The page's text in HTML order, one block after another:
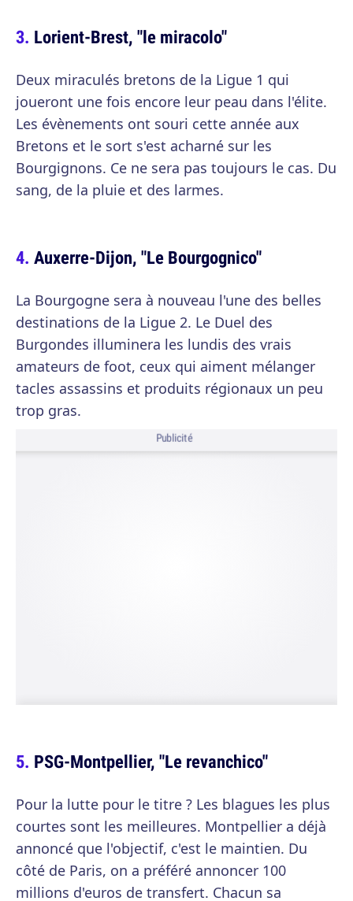
Lorient-Brest, "le miracolo"
Deux miraculés bretons de la Ligue 1 qui
joueront une fois encore leur peau dans l'élite.
Les évènements ont souri cette année aux
Bretons et le sort s'est acharné sur les
Bourgignons. Ce ne sera pas toujours le cas. Du
sang, de la pluie et des larmes.
Auxerre-Dijon, "Le Bourgognico"
La Bourgogne sera à nouveau l'une des belles
destinations de la Ligue 2. Le Duel des
Burgondes illuminera les lundis des vrais
amateurs de foot, ceux qui aiment mélanger
tacles assassins et produits régionaux un peu
trop gras.
Publicité
PSG-Montpellier, "Le revanchico"
Pour la lutte pour le titre ? Les blagues les plus
courtes sont les meilleures. Montpellier a déjà
annoncé que l'objectif, c'est le maintien. Du
côté de Paris, on a préféré annoncer 100
millions d'euros de transfert. Chacun sa